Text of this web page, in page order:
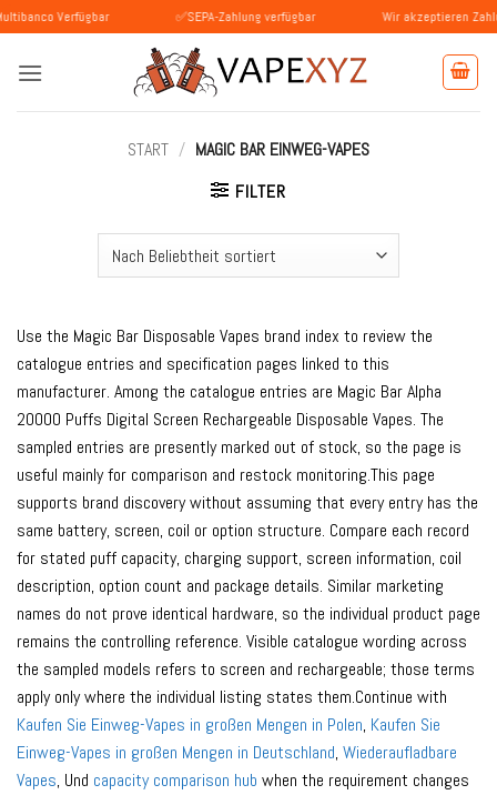
Zum
Inhalt
springen
Verfügbar ✅SEPA-Zahlung verfügbar Wir akzeptieren Zahlungen
START / MAGIC BAR EINWEG-VAPES
FILTER
Use the Magic Bar Disposable Vapes brand index to review the
catalogue entries and specification pages linked to this
manufacturer. Among the catalogue entries are Magic Bar Alpha
20000 Puffs Digital Screen Rechargeable Disposable Vapes. The
sampled entries are presently marked out of stock, so the page is
useful mainly for comparison and restock monitoring.This page
supports brand discovery without assuming that every entry has the
same battery, screen, coil or option structure. Compare each record
for stated puff capacity, charging support, screen information, coil
description, option count and package details. Similar marketing
names do not prove identical hardware, so the individual product page
remains the controlling reference. Visible catalogue wording across
the sampled models refers to screen and rechargeable; those terms
apply only where the individual listing states them.Continue with
Kaufen Sie Einweg-Vapes in großen Mengen in Polen, Kaufen Sie
Einweg-Vapes in großen Mengen in Deutschland, Wiederaufladbare
Vapes, Und capacity comparison hub when the requirement changes